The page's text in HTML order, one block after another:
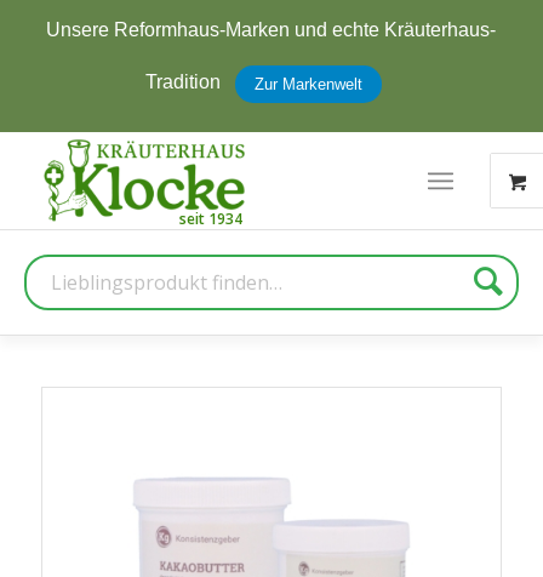
Unsere Reformhaus-Marken und echte Kräuterhaus-
Tradition Zur Markenwelt
Suche